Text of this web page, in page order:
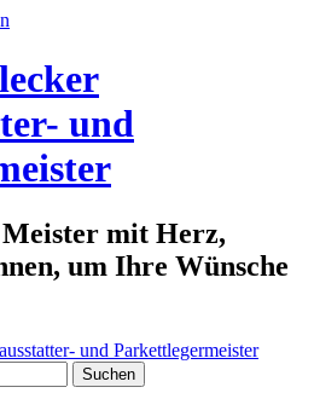
und
mit Herz,
um Ihre Wünsche